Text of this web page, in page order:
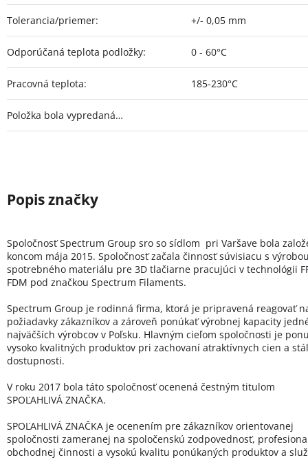
Tolerancia/priemer: +/- 0,05 mm
Odporúčaná teplota podložky: 0 - 60°C
Pracovná teplota: 185-230°C
Položka bola vypredaná…
Spoločnosť Spectrum Group sro so sídlom pri Varšave bola
koncom mája 2015. Spoločnosť začala činnosť súvisiacu s
spotrebného materiálu pre 3D tlačiarne pracujúci v technológii
FDM pod značkou Spectrum Filaments.
Spectrum Group je rodinná firma, ktorá je pripravená reagovať
požiadavky zákazníkov a zároveň ponúkať výrobnej kapacity
najväčších výrobcov v Poľsku. Hlavným cieľom spoločnosti je
vysoko kvalitných produktov pri zachovaní atraktívnych cien a
dostupnosti.
V roku 2017 bola táto spoločnosť ocenená čestným titulom
SPOĽAHLIVÁ ZNAČKA.
SPOĽAHLIVÁ ZNAČKA je ocenením pre zákazníkov orientovanej
spoločnosti zameranej na spoločenskú zodpovednosť,
obchodnej činnosti a vysokú kvalitu ponúkaných produktov a